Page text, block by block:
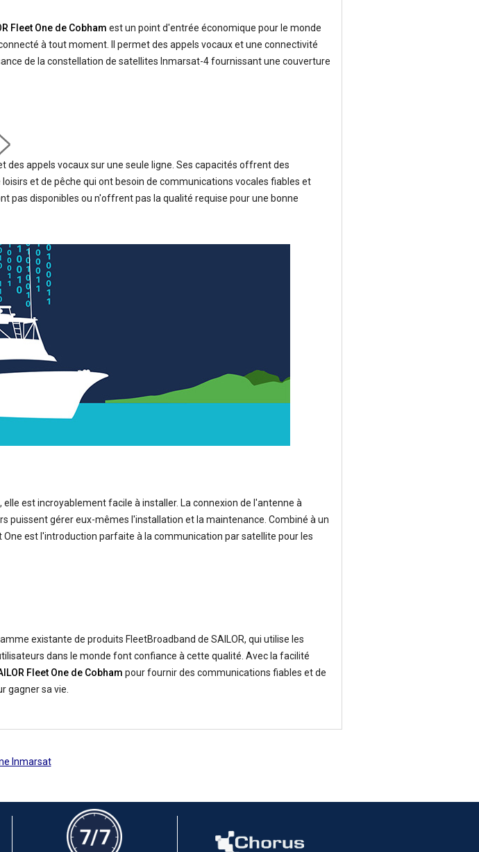
Fleet One de Cobham est un point d'entrée économique pour le monde
à tout moment. Il permet des appels vocaux et une connectivité
de la constellation de satellites Inmarsat-4 fournissant une couverture
des appels vocaux sur une seule ligne. Ses capacités offrent des
et de pêche qui ont besoin de communications vocales fiables et
pas disponibles ou n'offrent pas la qualité requise pour une bonne
est incroyablement facile à installer. La connexion de l'antenne à
puissent gérer eux-mêmes l'installation et la maintenance. Combiné à un
est l'introduction parfaite à la communication par satellite pour les
existante de produits FleetBroadband de SAILOR, qui utilise les
dans le monde font confiance à cette qualité. Avec la facilité
Fleet One de Cobham pour fournir des communications fiables et de
gagner sa vie.
Inmarsat